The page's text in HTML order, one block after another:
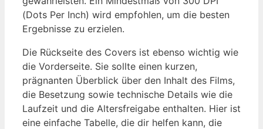
(Dots Per Inch) wird empfohlen, um die besten
Ergebnisse zu erzielen.
Die Rückseite des Covers ist ebenso wichtig wie
die Vorderseite. Sie sollte einen kurzen,
prägnanten Überblick über den Inhalt des Films,
die Besetzung sowie technische Details wie die
Laufzeit und die Altersfreigabe enthalten. Hier ist
eine einfache Tabelle, die dir helfen kann, die